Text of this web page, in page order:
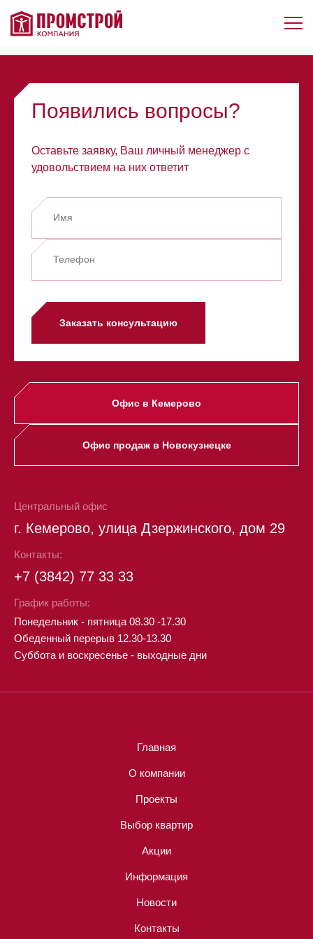
Элемент не найден!
Появились вопросы?
Оставьте заявку, Ваш личный менеджер с
удовольствием на них ответит
Заказать консультацию
Офис в Кемерово
Офис продаж в Новокузнецке
Центральный офис
г. Кемерово, улица Дзержинского, дом 29
Контакты:
+7 (3842) 77 33 33
График работы:
Понедельник - пятница 08.30 -17.30
Обеденный перерыв 12.30-13.30
Суббота и воскресенье - выходные дни
Главная
О компании
Проекты
Выбор квартир
Акции
Информация
Новости
Контакты